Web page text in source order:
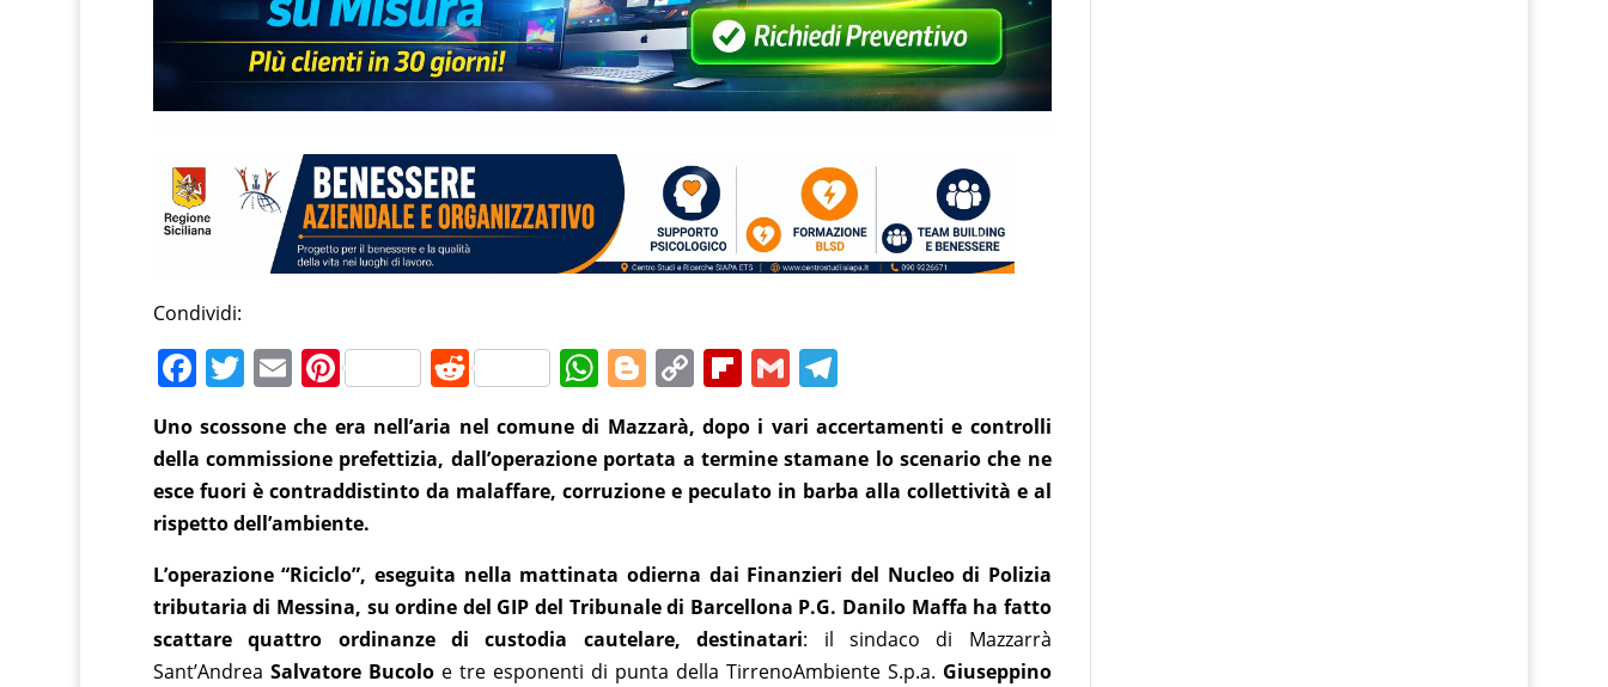
Condividi:
F
c
e
b
o
o
k
T
itt
er
E
m
ai
l
Pi
er
e
st
R
e
d
di
W
h
at
s
p
p
Bl
g
g
C
o
p
y
n
k
Fl
ip
b
o
d
G
m
ai
l
T
e
gr
m
Uno scossone che era nell’aria nel comune di Mazzarà, dopo i vari accertamenti e controlli
della commissione prefettizia, dall’operazione portata a termine stamane lo scenario che ne
esce fuori è contraddistinto da malaffare, corruzione e peculato in barba alla collettività e al
rispetto dell’ambiente.
L’operazione “Riciclo”, eseguita nella mattinata odierna dai Finanzieri del Nucleo di Polizia
tributaria di Messina, su ordine del GIP del Tribunale di Barcellona P.G. Danilo Maffa ha fatto
scattare quattro ordinanze di custodia cautelare, destinatari: il sindaco di Mazzarrà
Sant’Andrea Salvatore Bucoloe tre esponenti di punta della TirrenoAmbiente S.p.a. Giuseppino